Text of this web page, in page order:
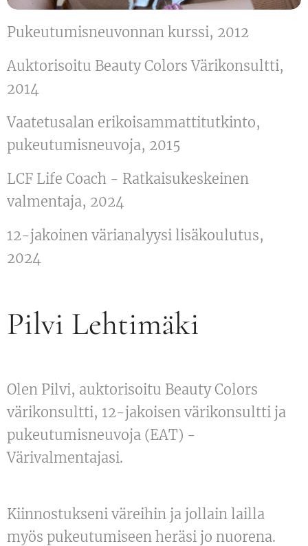
Pukeutumisneuvonnan kurssi, 2012
Auktorisoitu Beauty Colors Värikonsultti,
2014
Vaatetusalan erikoisammattitutkinto,
pukeutumisneuvoja, 2015
LCF Life Coach - Ratkaisukeskeinen
valmentaja, 2024
12-jakoinen värianalyysi lisäkoulutus,
2024
Pilvi Lehtimäki
Olen Pilvi, auktorisoitu Beauty Colors
värikonsultti, 12-jakoisen värikonsultti ja
pukeutumisneuvoja (EAT) -
Värivalmentajasi.
Kiinnostukseni väreihin ja jollain lailla
myös pukeutumiseen heräsi jo nuorena.